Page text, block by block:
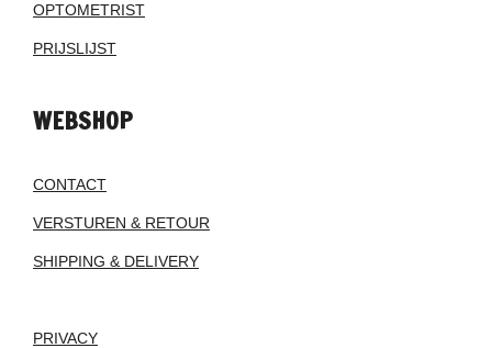
OPTOMETRIST
PRIJSLIJST
WEBSHOP
CONTACT
VERSTUREN & RETOUR
SHIPPING & DELIVERY
PRIVACY